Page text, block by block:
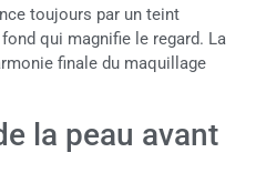
toujours par un teint
qui magnifie le regard. La
finale du maquillage
la peau avant